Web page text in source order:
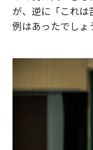
が、逆に「これは
例はあったでしょ